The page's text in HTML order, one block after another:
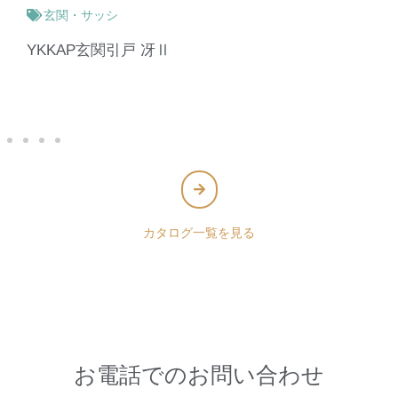
玄関・サッシ
YKKAP玄関引戸 冴Ⅱ
カタログ一覧を見る
お電話でのお問い合わせ